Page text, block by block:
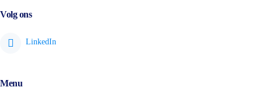
Volg ons
Menu